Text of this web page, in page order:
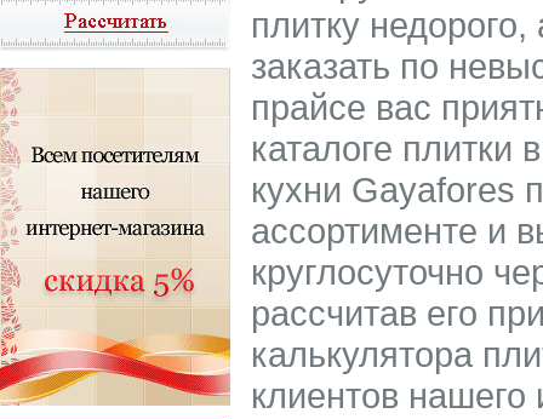
плитку
заказать по
прайсе вас
каталоге
кухни Gayafores
ассортименте и
круглосуточно
рассчитав его
калькулятора
клиентов нашего